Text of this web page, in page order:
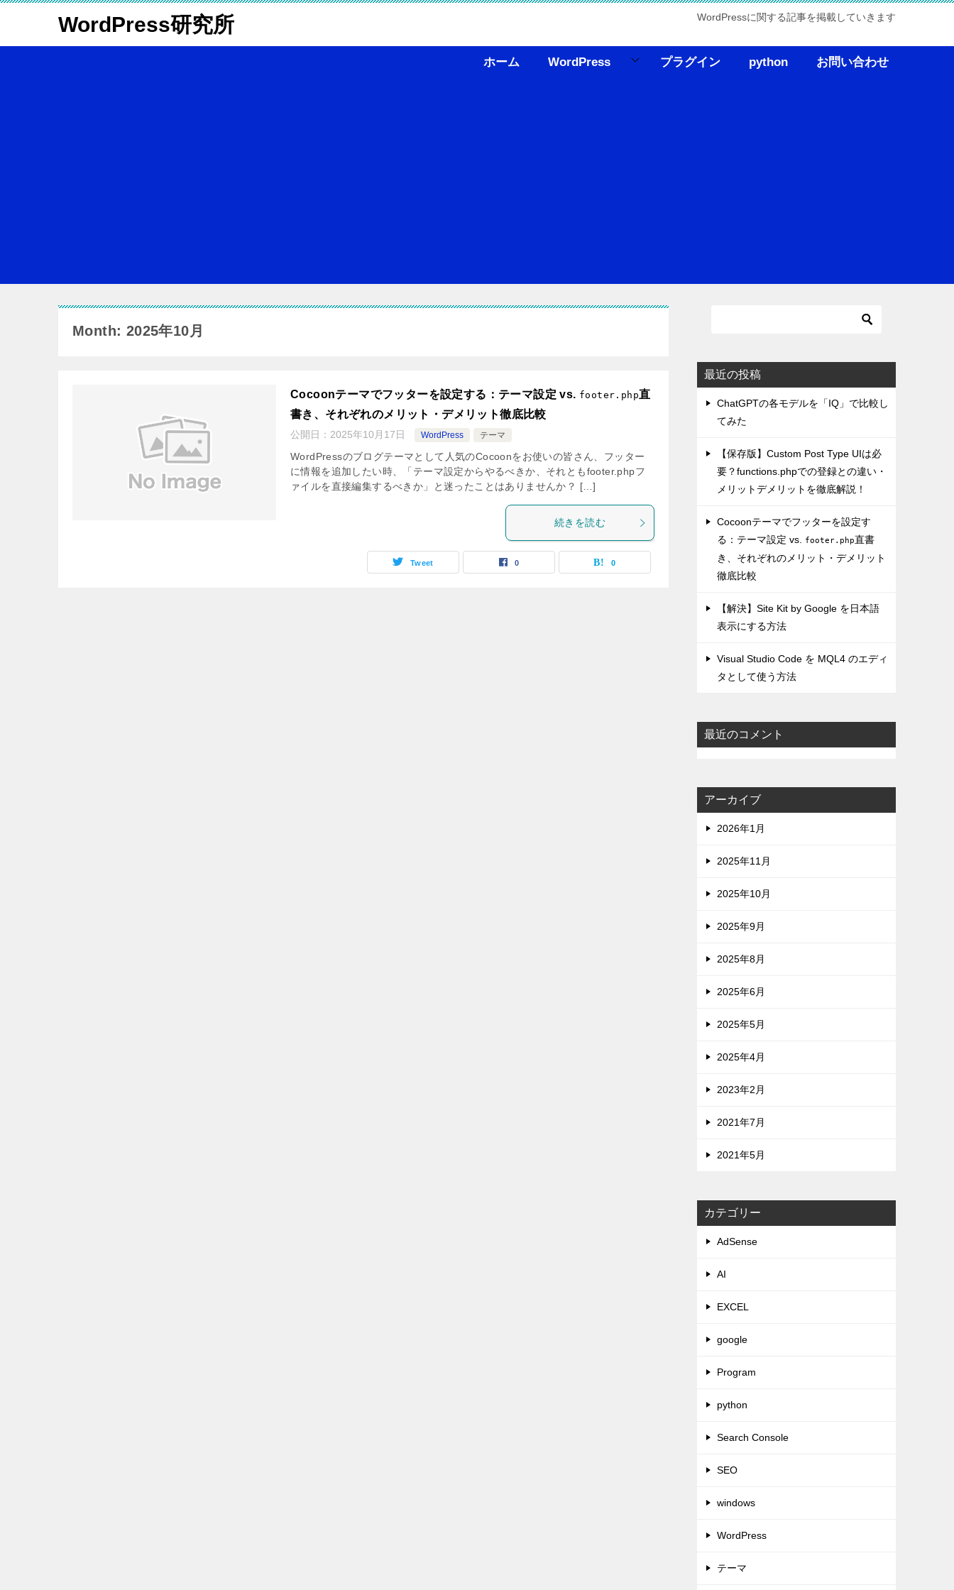
WordPress研究所 WordPressに関する記事を掲載していきます
ホーム WordPress プラグイン python お問い合わせ
Month: 2025年10月
Cocoonテーマでフッターを設定する：テーマ設定 vs. footer.php直
書き、それぞれのメリット・デメリット徹底比較
公開日： 2025年10月17日 WordPress テーマ
WordPressのブログテーマとして人気のCocoonをお使いの皆さん、フッター
に情報を追加したい時、「テーマ設定からやるべきか、それともfooter.phpフ
ァイルを直接編集するべきか」と迷ったことはありませんか？ […]
続きを読む
Tweet 0 0
最近の投稿
ChatGPTの各モデルを「IQ」で比較し
てみた
【保存版】Custom Post Type UIは必
要？functions.phpでの登録との違い・
メリットデメリットを徹底解説！
Cocoonテーマでフッターを設定す
る：テーマ設定 vs.
footer.php直書
き、それぞれのメリット・デメリット
徹底比較
【解決】Site Kit by Google を日本語
表示にする方法
Visual Studio Code を MQL4 のエディ
タとして使う方法
最近のコメント
アーカイブ
2026年1月
2025年11月
2025年10月
2025年9月
2025年8月
2025年6月
2025年5月
2025年4月
2023年2月
2021年7月
2021年5月
カテゴリー
AdSense
AI
EXCEL
google
Program
python
Search Console
SEO
windows
WordPress
テーマ